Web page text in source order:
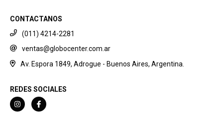
CONTACTANOS
(011) 4214-2281
ventas@globocenter.com.ar
Av. Espora 1849, Adrogue - Buenos Aires, Argentina.
REDES SOCIALES